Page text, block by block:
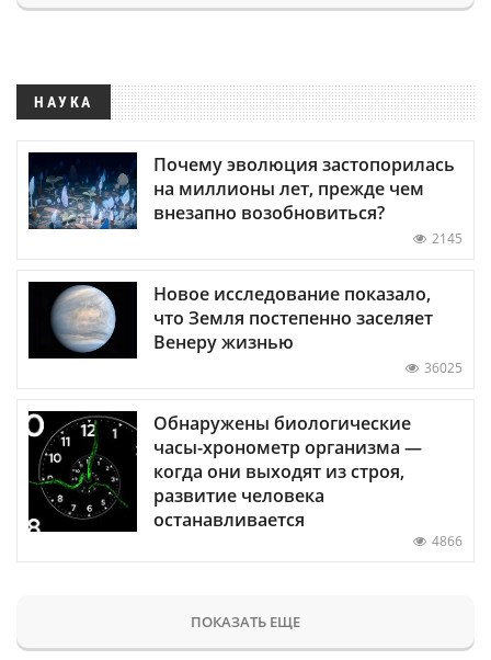
НАУКА
Почему эволюция застопорилась
на миллионы лет, прежде чем
внезапно возобновиться?
2145
Новое исследование показало,
что Земля постепенно заселяет
Венеру жизнью
36025
Обнаружены биологические
часы-хронометр организма —
когда они выходят из строя,
развитие человека
останавливается
4866
ПОКАЗАТЬ ЕЩЕ